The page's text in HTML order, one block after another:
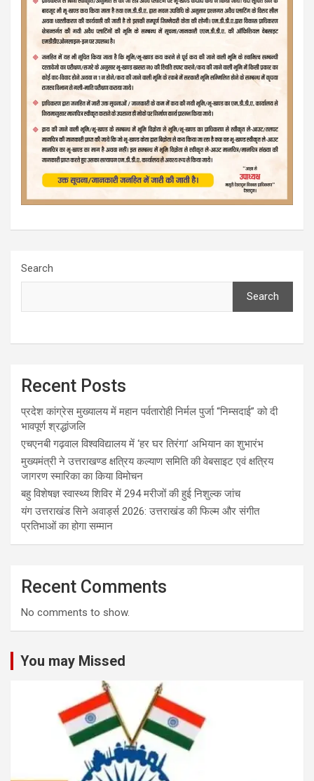
Search
Search
Recent Posts
प्रदेश कांग्रेस मुख्यालय में महान पर्वतारोही निर्मल पुर्जा “निम्सदाई” को दी
भावपूर्ण श्रद्धांजलि
एचएनबी गढ़वाल विश्वविद्यालय में ‘हर घर तिरंगा’ अभियान का शुभारंभ
मुख्यमंत्री ने उत्तराखण्ड क्षत्रिय कल्याण समिति की वेबसाइट एवं क्षत्रिय
जागरण स्मारिका का किया विमोचन
बहु विशेषज्ञ स्वास्थ्य शिविर में 294 मरीजों की हुई निशुल्क जांच
यंग उत्तराखंड सिने अवार्ड्स 2026: उत्तराखंड की फिल्म और संगीत
प्रतिभाओं का होगा सम्मान
Recent Comments
No comments to show.
You may Missed